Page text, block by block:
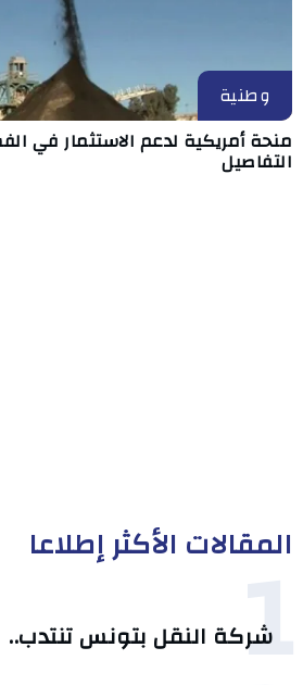
وطنية
منحة أمريكية لدعم الاستثمار في
التفاصيل
المقالات الأكثر إطلاعا
1
شركة النقل بتونس تنتدب..